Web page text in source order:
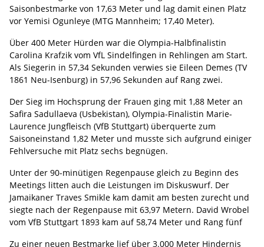
Saisonbestmarke von 17,63 Meter und lag damit einen Platz
vor Yemisi Ogunleye (MTG Mannheim; 17,40 Meter).
Über 400 Meter Hürden war die Olympia-Halbfinalistin
Carolina Krafzik vom VfL Sindelfingen in Rehlingen am Start.
Als Siegerin in 57,34 Sekunden verwies sie Eileen Demes (TV
1861 Neu-Isenburg) in 57,96 Sekunden auf Rang zwei.
Der Sieg im Hochsprung der Frauen ging mit 1,88 Meter an
Safira Sadullaeva (Usbekistan), Olympia-Finalistin Marie-
Laurence Jungfleisch (VfB Stuttgart) überquerte zum
Saisoneinstand 1,82 Meter und musste sich aufgrund einiger
Fehlversuche mit Platz sechs begnügen.
Unter der 90-minütigen Regenpause gleich zu Beginn des
Meetings litten auch die Leistungen im Diskuswurf. Der
Jamaikaner Traves Smikle kam damit am besten zurecht und
siegte nach der Regenpause mit 63,97 Metern. David Wrobel
vom VfB Stuttgart 1893 kam auf 58,74 Meter und Rang fünf
Zu einer neuen Bestmarke lief über 3.000 Meter Hindernis